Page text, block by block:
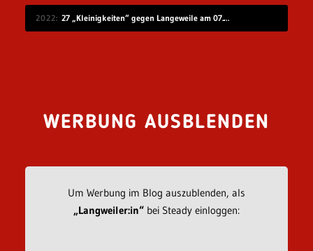
2022 27 „Kleinigkeiten“ gegen Langeweile am 07.08.2022
WERBUNG AUSBLENDEN
Um Werbung im Blog auszublenden, als
„Langweiler:in“bei Steady einloggen: